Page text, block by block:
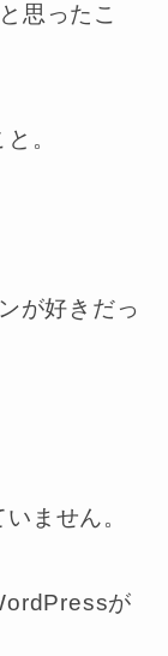
思ったこ
。
が好きだっ
ません。
が